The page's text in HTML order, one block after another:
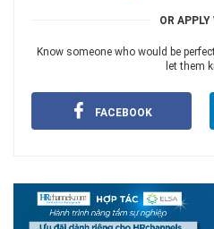
OR
Know someone who would be
let them
FACEBOOK